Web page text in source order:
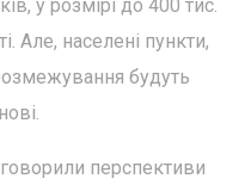
у розмірі до 400 тис.
Але, населені пункти,
будуть
перспективи